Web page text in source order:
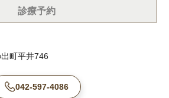
診療予約
町平井746
042-597-4086